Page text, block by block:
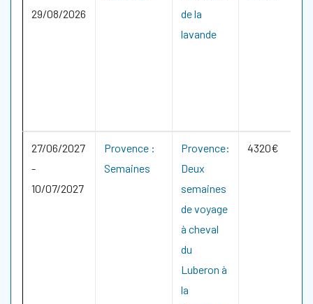
29/08/2026
de la
lavande
27/06/2027
-
10/07/2027
Provence :
Semaines
Provence:
Deux
semaines
de voyage
à cheval
du
Luberon à
la
4320€